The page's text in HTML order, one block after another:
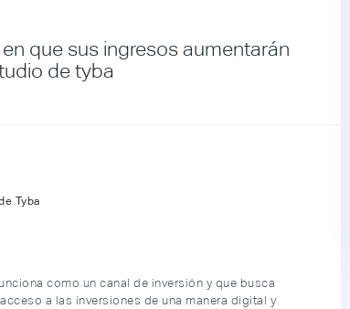
que sus ingresos aumentarán
de tyba
Tyba
como un canal de inversión y que busca
a las inversiones de una manera digital y